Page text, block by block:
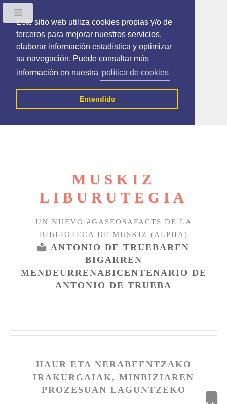
Este sitio web utiliza cookies propias y/o de
terceros para mejorar nuestros servicios,
elaborar información estadística y optimizar
su navegación. Puede consultar más
información en nuestra política de cookies
Entendido
MUSKIZ
LIBURUTEGIA
UN NUEVO #GASEOSAFACTS DE LA
BIBLIOTECA DE MUSKIZ (ALPHA)
ANTONIO DE TRUEBAREN
BIGARREN
MENDEURRENABICENTENARIO DE
ANTONIO DE TRUEBA
HAUR ETA NERABEENTZAKO
IRAKURGAIAK, MINBIZIAREN
PROZESUAN LAGUNTZEKO